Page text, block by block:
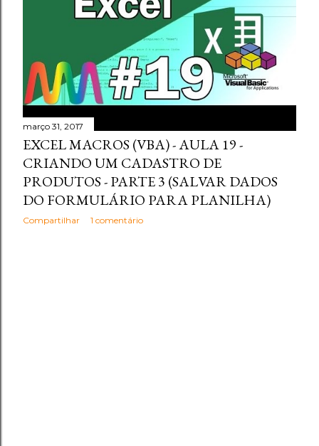
março 31, 2017
EXCEL MACROS (VBA) - AULA 19 -
CRIANDO UM CADASTRO DE
PRODUTOS - PARTE 3 (SALVAR DADOS
DO FORMULÁRIO PARA PLANILHA)
Compartilhar 1 comentário